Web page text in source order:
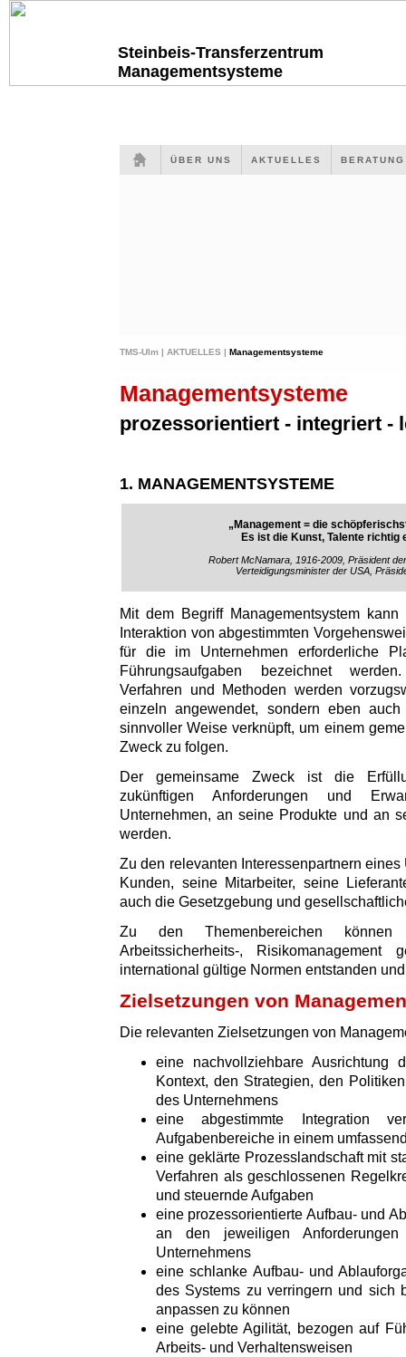
Steinbeis-Transferzentrum
Managementsysteme
ÜBER UNS AKTUELLES
TMS-Ulm | AKTUELLES | Managementsysteme
Managementsysteme
prozessorientiert - integriert -
1. MANAGEMENTSYSTEME
„Management = die
Es ist die Kunst, Talente richtig
Robert McNamara, 1916-2009, Präsident
Verteidigungsminister der USA,
Mit dem Begriff Managementsystem
Interaktion von abgestimmten
für die im Unternehmen erforderliche
Führungsaufgaben bezeichnet
Verfahren und Methoden werden
einzeln angewendet, sondern eben
sinnvoller Weise verknüpft, um einem
Zweck zu folgen.
Der gemeinsame Zweck ist die
zukünftigen Anforderungen und
Unternehmen, an seine Produkte und an
werden.
Zu den relevanten Interessenpartnern
Kunden, seine Mitarbeiter, seine
auch die Gesetzgebung und
Zu den Themenbereichen
Arbeitssicherheits-,
international gültige Normen entstanden
Zielsetzungen von
Die relevanten Zielsetzungen von
eine nachvollziehbare Ausrichtung
Kontext, den Strategien, den
des Unternehmens
eine abgestimmte Integration
Aufgabenbereiche in einem
eine geklärte Prozesslandschaft mit
Verfahren als geschlossenen
und steuernde Aufgaben
eine prozessorientierte Aufbau- und
an den jeweiligen
Unternehmens
eine schlanke Aufbau- und
des Systems zu verringern und sich
anpassen zu können
eine gelebte Agilität, bezogen auf
Arbeits- und Verhaltensweisen